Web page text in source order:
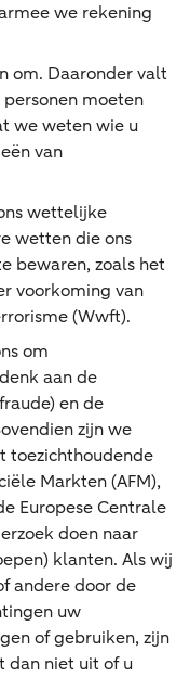
we rekening
om. Daaronder valt
moeten
we weten wie u
van
wettelijke
wetten die ons
bewaren, zoals het
voorkoming van
(Wwft).
om
aan de
en de
zijn we
toezichthoudende
Markten (AFM),
Europese Centrale
doen naar
klanten. Als wij
andere door de
uw
of gebruiken, zijn
dan niet uit of u